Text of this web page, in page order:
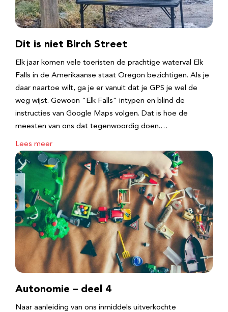
Dit is niet Birch Street
Elk jaar komen vele toeristen de prachtige waterval Elk
Falls in de Amerikaanse staat Oregon bezichtigen. Als je
daar naartoe wilt, ga je er vanuit dat je GPS je wel de
weg wijst. Gewoon “Elk Falls” intypen en blind de
instructies van Google Maps volgen. Dat is hoe de
meesten van ons dat tegenwoordig doen.…
Lees meer
Autonomie – deel 4
Naar aanleiding van ons inmiddels uitverkochte